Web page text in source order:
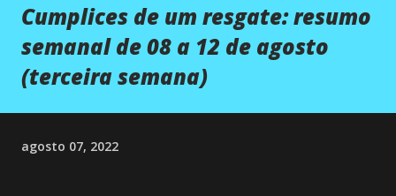
Cumplices de um resgate: resumo
semanal de 08 a 12 de agosto
(terceira semana)
agosto 07, 2022